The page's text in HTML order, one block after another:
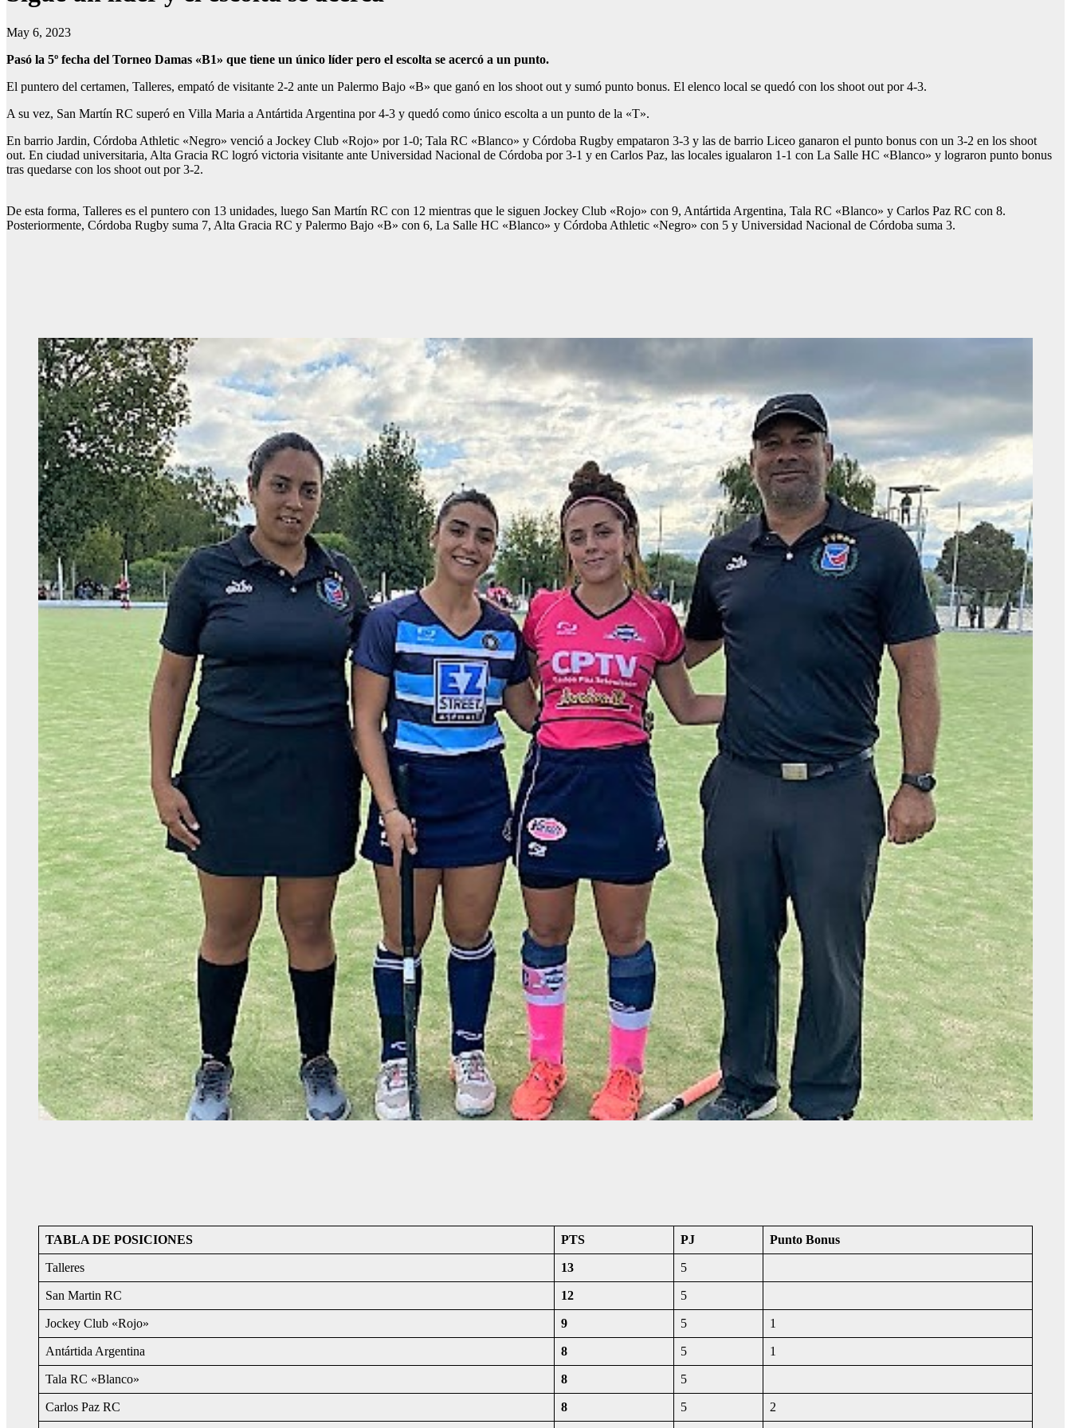
May 6, 2023
Pasó la 5º fecha del Torneo Damas «B1» que tiene un único líder pero el escolta se acercó a un punto.
El puntero del certamen, Talleres, empató de visitante 2-2 ante un Palermo Bajo «B» que ganó en los shoot out y sumó punto bonus. El elenco local se quedó con los shoot out por 4-3.
A su vez, San Martín RC superó en Villa Maria a Antártida Argentina por 4-3 y quedó como único escolta a un punto de la «T».
En barrio Jardin, Córdoba Athletic «Negro» venció a Jockey Club «Rojo» por 1-0; Tala RC «Blanco» y Córdoba Rugby empataron 3-3 y las de barrio Liceo ganaron el punto bonus con un 3-2 en los shoot
out. En ciudad universitaria, Alta Gracia RC logró victoria visitante ante Universidad Nacional de Córdoba por 3-1 y en Carlos Paz, las locales igualaron 1-1 con La Salle HC «Blanco» y lograron punto bonus
tras quedarse con los shoot out por 3-2.
De esta forma, Talleres es el puntero con 13 unidades, luego San Martín RC con 12 mientras que le siguen Jockey Club «Rojo» con 9, Antártida Argentina, Tala RC «Blanco» y Carlos Paz RC con 8.
Posteriormente, Córdoba Rugby suma 7, Alta Gracia RC y Palermo Bajo «B» con 6, La Salle HC «Blanco» y Córdoba Athletic «Negro» con 5 y Universidad Nacional de Córdoba suma 3.
TABLA DE POSICIONES PTS PJ Punto Bonus
Talleres 13 5
San Martin RC 12 5
Jockey Club «Rojo» 9 5 1
Antártida Argentina 8 5 1
Tala RC «Blanco» 8 5
Carlos Paz RC 8 5 2